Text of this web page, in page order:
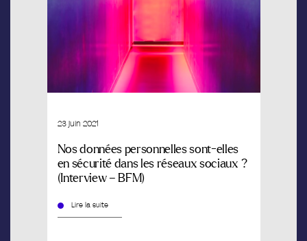
23 juin 2021
Nos données personnelles sont-elles
en sécurité dans les réseaux sociaux ?
(Interview – BFM)
Lire la suite